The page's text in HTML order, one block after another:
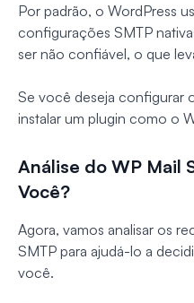
Por padrão, o WordPress
configurações SMTP
ser não confiável, o que
Se você deseja configurar
instalar um plugin como o
Análise do WP Mail
Você?
Agora, vamos analisar os
SMTP para ajudá-lo a
você.